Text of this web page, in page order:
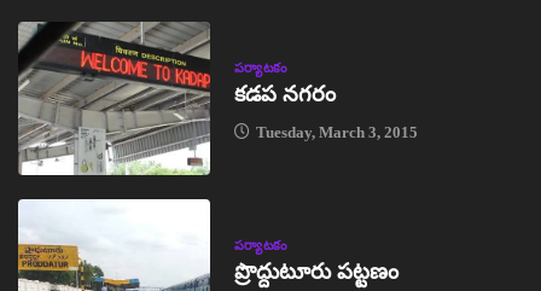
పర్యాటకం
కడప నగరం
Tuesday, March 3, 2015
పర్యాటకం
ప్రొద్దుటూరు పట్టణం